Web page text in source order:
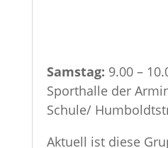
Samstag: 9.00 –
Sporthalle der
Schule/
Aktuell ist diese